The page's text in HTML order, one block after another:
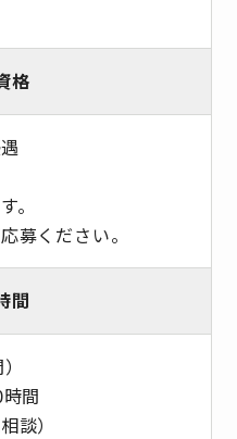
格
。
募ください。
間
間
談）